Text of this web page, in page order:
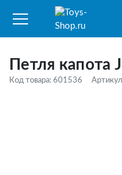
Петля капота
Код товара: 601536